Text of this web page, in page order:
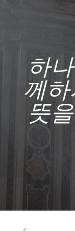
하
께
뜻